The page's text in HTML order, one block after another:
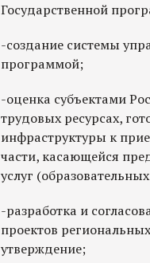
Государственной
-создание системы
программой;
-оценка субъектами
трудовых ресурсах,
инфраструктуры к
части, касающейся
услуг
-разработка и
проектов
утверждение;